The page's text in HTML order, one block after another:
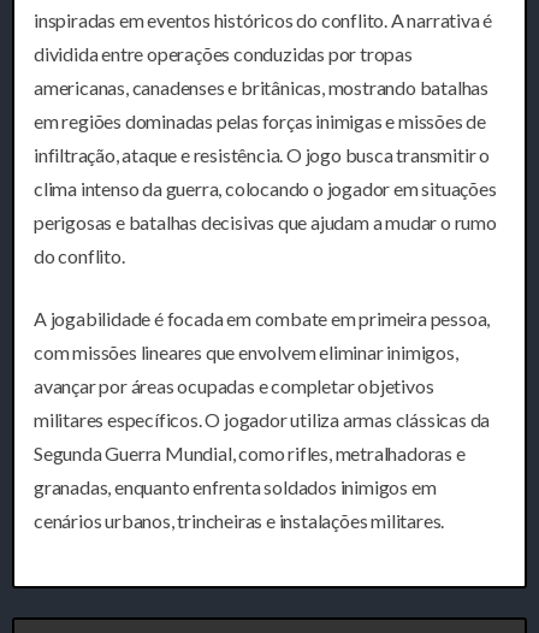
inspiradas em eventos históricos do conflito. A narrativa é
dividida entre operações conduzidas por tropas
americanas, canadenses e britânicas, mostrando batalhas
em regiões dominadas pelas forças inimigas e missões de
infiltração, ataque e resistência. O jogo busca transmitir o
clima intenso da guerra, colocando o jogador em situações
perigosas e batalhas decisivas que ajudam a mudar o rumo
do conflito.
A jogabilidade é focada em combate em primeira pessoa,
com missões lineares que envolvem eliminar inimigos,
avançar por áreas ocupadas e completar objetivos
militares específicos. O jogador utiliza armas clássicas da
Segunda Guerra Mundial, como rifles, metralhadoras e
granadas, enquanto enfrenta soldados inimigos em
cenários urbanos, trincheiras e instalações militares.